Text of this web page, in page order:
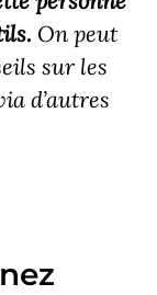
On peut
sur les
d’autres